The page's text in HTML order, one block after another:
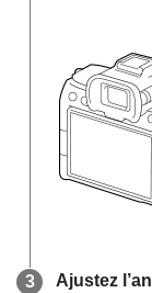
Ajustez